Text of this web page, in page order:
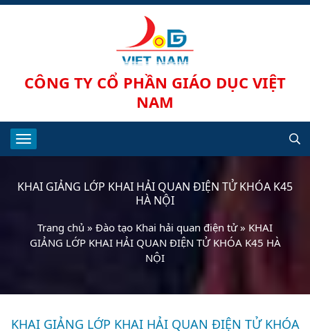
CÔNG TY CỔ PHẦN GIÁO DỤC VIỆT
NAM
KHAI GIẢNG LỚP KHAI HẢI QUAN ĐIỆN TỬ KHÓA K45
HÀ NỘI
Trang chủ » Đào tạo Khai hải quan điện tử» KHAI
GIẢNG LỚP KHAI HẢI QUAN ĐIỆN TỬ KHÓA K45 HÀ
NỘI
KHAI GIẢNG LỚP KHAI HẢI QUAN ĐIỆN TỬ KHÓA